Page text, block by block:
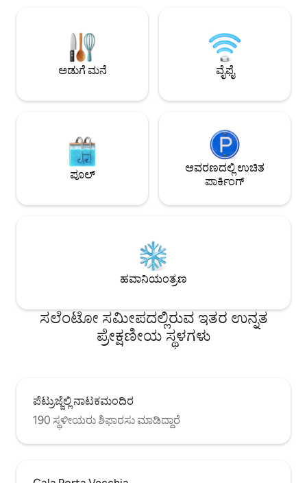
ಅಡುಗೆ ಮನೆ ವೈಫೈ
ಪೂಲ್
ಆವರಣದಲ್ಲಿ ಉಚಿತ
ಪಾರ್ಕಿಂಗ್
ಹವಾನಿಯಂತ್ರಣ
ಸಲೆಂಟೋ ಸಮೀಪದಲ್ಲಿರುವ ಇತರ ಉನ್ನತ
ಪ್ರೇಕ್ಷಣೀಯ ಸ್ಥಳಗಳು
ಪೆಟ್ರುಜ್ಜೆಲ್ಲಿ ನಾಟಕಮಂದಿರ
190 ಸ್ಥಳೀಯರು ಶಿಫಾರಸು ಮಾಡಿದ್ದಾರೆ